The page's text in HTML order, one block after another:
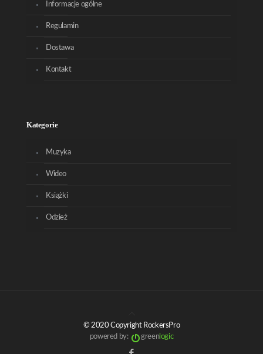
Informacje ogólne
Regulamin
Dostawa
Kontakt
Kategorie
Muzyka
Wideo
Książki
Odzież
© 2020 Copyright RockersPro
powered by:
greenlogic